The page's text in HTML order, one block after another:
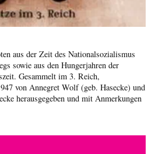
aus der Zeit des Nationalsozialismus
sowie aus den Hungerjahren der
Gesammelt im 3. Reich,
von Annegret Wolf (geb. Hasecke) und
herausgegeben und mit Anmerkungen